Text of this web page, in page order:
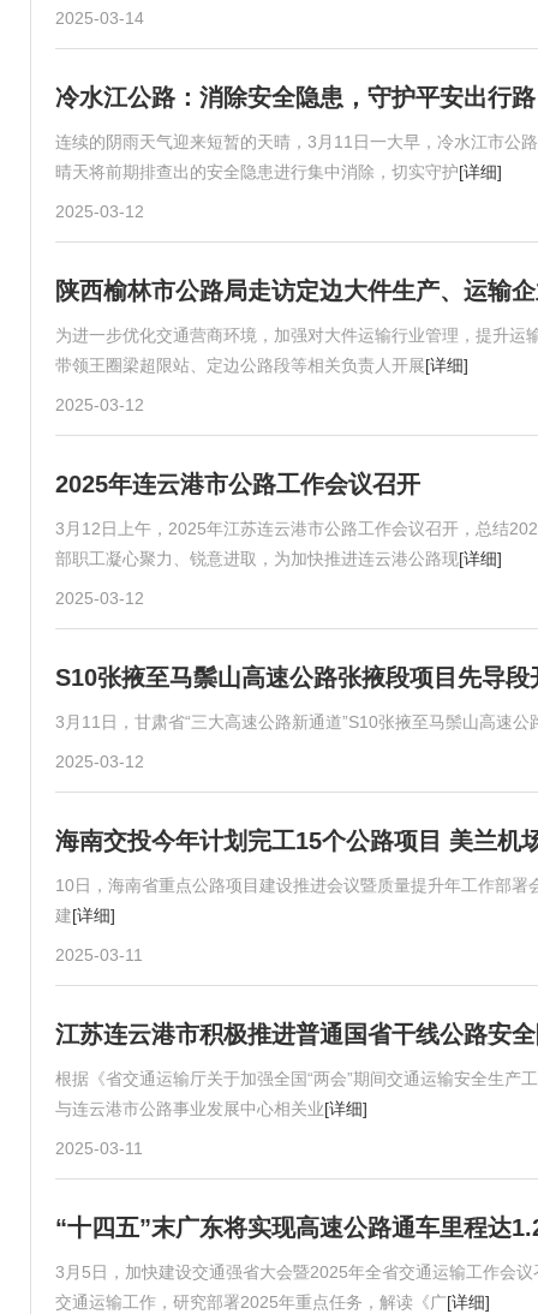
2025-03-14
冷水江公路：消除安全隐患，守护平安出行路
连续的阴雨天气迎来短暂的天晴，3月11日一大早，冷水江市公
晴天将前期排查出的安全隐患进行集中消除，切实守护[详细]
2025-03-12
陕西榆林市公路局走访定边大件生产、运输
为进一步优化交通营商环境，加强对大件运输行业管理，提升
带领王圈梁超限站、定边公路段等相关负责人开展[详细]
2025-03-12
2025年连云港市公路工作会议召开
3月12日上午，2025年江苏连云港市公路工作会议召开，总结
部职工凝心聚力、锐意进取，为加快推进连云港公路现[详细]
2025-03-12
S10张掖至马鬃山高速公路张掖段项目先导段
3月11日，甘肃省“三大高速公路新通道”S10张掖至马鬃山高速
2025-03-12
海南交投今年计划完工15个公路项目 美兰机
10日，海南省重点公路项目建设推进会议暨质量提升年工作部
建[详细]
2025-03-11
江苏连云港市积极推进普通国省干线公路安
根据《省交通运输厅关于加强全国“两会”期间交通运输安全生
与连云港市公路事业发展中心相关业[详细]
2025-03-11
“十四五”末广东将实现高速公路通车里程达
3月5日，加快建设交通强省大会暨2025年全省交通运输工作会
交通运输工作，研究部署2025年重点任务，解读《广[详细]